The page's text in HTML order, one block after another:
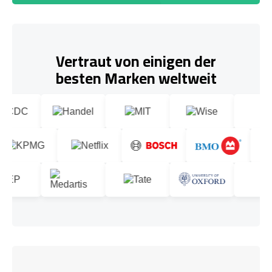
Vertraut von einigen der
besten Marken weltweit